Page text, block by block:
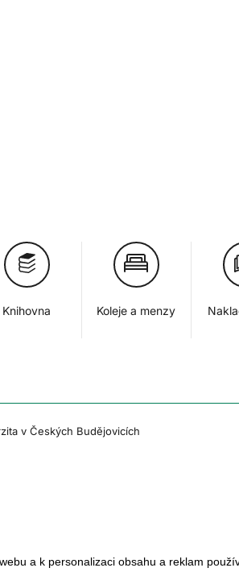
Knihovna Koleje a menzy
v Českých Budějovicích
a k personalizaci obsahu a reklam